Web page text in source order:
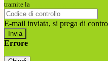
tramite la
E-mail inviata, si prega di
Errore